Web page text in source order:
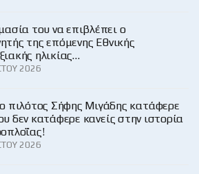
του να επιβλέπει ο
της επόμενης Εθνικής
ηλικίας…
2026
πιλότος Σήφης Μιγάδης κατάφερε
δεν κατάφερε κανείς στην ιστορία
2026